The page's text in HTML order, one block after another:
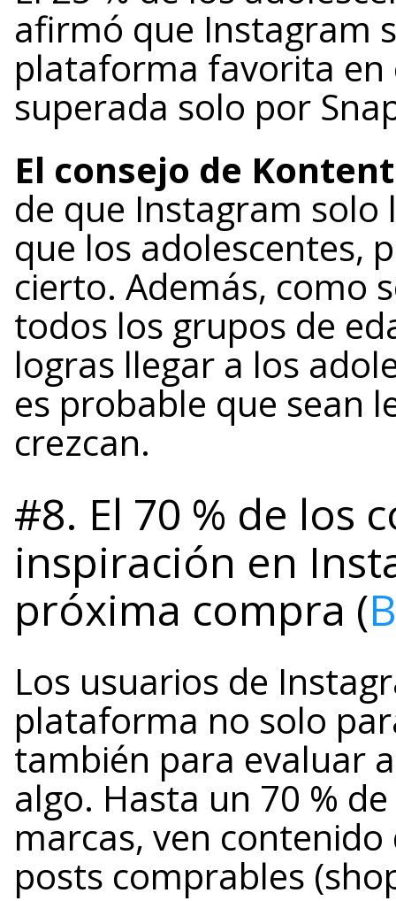
afirmó que Instagram
plataforma favorita en
superada solo por
El consejo de
de que Instagram solo
que los adolescentes,
cierto. Además, como
todos los grupos de
logras llegar a los
es probable que sean
crezcan.
#8. El 70 % de los
inspiración en
próxima compra (
Los usuarios de
plataforma no solo
también para evaluar
algo. Hasta un 70 %
marcas, ven
posts comprables